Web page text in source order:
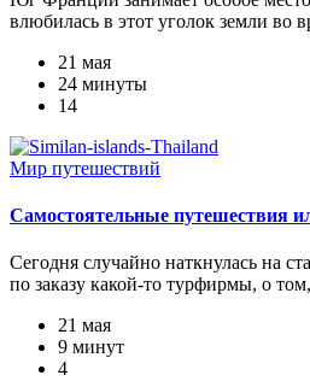
влюбилась в этот уголок земли во
21 мая
24 минуты
14
Мир путешествий
Самостоятельные путешествия
Сегодня случайно наткнулась на
по заказу какой-то турфирмы, о
21 мая
9 минут
4